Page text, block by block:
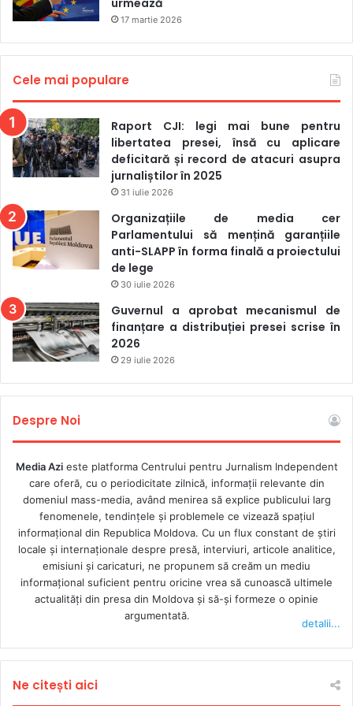
exprimare. Autorii avertizează că proiectul contravine
Drepturilor Omului și Convenției Europene a Drepturilor
Omului, dar și se referă la riscuri de corupție și
disfuncționalități instituționale.
OPINIA JURIȘTILOR PARLAMENTULUI
Direcția Generală Juridică a Parlamentului Republicii
Moldova a emis și ea unaviz critic
lege. Și în acest caz se invocă definițiile vagi și ambigue,
incompatibilitatea cu standardele internaționale, încălcarea
drepturilor fundamentale sau riscurile de abuzuri și
Autorii subliniază că termenii utilizați în proiect, precum
„agent străin” și „influență străină” sunt formulați într-un
mod lipsit de claritate, ceea ce poate duce la interpretări
arbitrare și aplicări abuzive ale legii. Direcția juridică mai
drepturi fundamentale garantate de Constituția Republicii
Moldova, cum ar fi libertatea de exprimare, libertatea de
asociere și dreptul la un proces echitabil, iar faptul că
proiectul nu este aliniat cu obligațiile internaționale ale
Republicii Moldova poate afecta negativ imaginea și
angajamentele internaționale ale țării noastre.
urmează
17 martie 2026
Cele mai populare
Raport CJI: legi mai bune pentru
libertatea presei, însă cu aplicare
deficitară și record de atacuri asupra
jurnaliștilor în 2025
31 iulie 2026
Organizațiile de media cer
Parlamentului să mențină garanțiile
anti-SLAPP în forma finală a proiectului
de lege
30 iulie 2026
Guvernul a aprobat mecanismul de
finanțare a distribuției presei scrise în
2026
29 iulie 2026
Despre Noi
Media Azieste platforma Centrului pentru Jurnalism Independent
care oferă, cu o periodicitate zilnică, informații relevante din
domeniul mass-media, având menirea să explice publicului larg
fenomenele, tendințele și problemele ce vizează spațiul
informațional din Republica Moldova. Cu un flux constant de ştiri
locale şi internaţionale despre presă, interviuri, articole analitice,
emisiuni și caricaturi, ne propunem să creăm un mediu
informaţional suficient pentru oricine vrea să cunoască ultimele
actualităţi din presa din Moldova şi să-şi formeze o opinie
argumentată.
detalii...
Ne citești aici